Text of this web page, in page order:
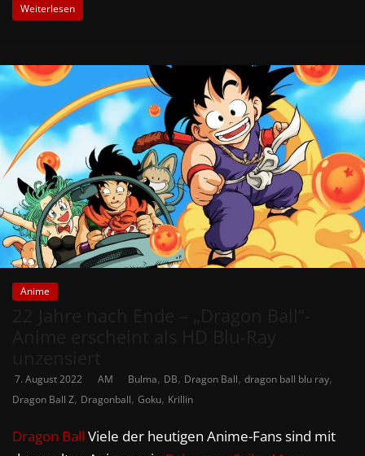
Weiterlesen
Anime
7. August 2022 AM Bulma, DB, Dragon Ball, dragon ball blu ray,
Dragon Ball Z, Dragonball, Goku, Krillin
Dragon Ball Viele der heutigen Anime-Fans sind mit